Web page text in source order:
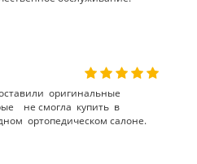
оригинальные
не смогла купить в
ортопедическом салоне.